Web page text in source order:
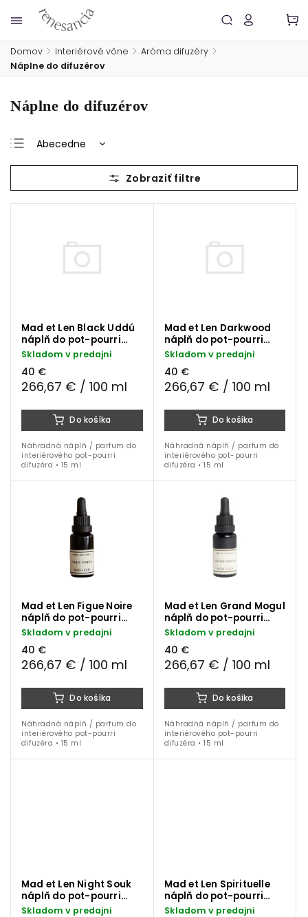
Domov / Interiérové vône / Aróma difuzéry /
Náplne do difuzérov
Náplne do difuzérov
Abecedne
Najlacnejšie
Najdrahšie
Mad et Len Black Uddú
náplň do pot-pourri
difuzéra 15 ml
Skladom v predajni
40 €
266,67 € / 100 ml
Do košíka
Náhradná náplň / parfum do
interiérového pot-pourri
difuzéra • 15 ml
Mad et Len Darkwood
náplň do pot-pourri
difuzéra 15 ml
Skladom v predajni
40 €
266,67 € / 100 ml
Do košíka
Náhradná náplň / parfum do
interiérového pot-pourri
difuzéra • 15 ml
Mad et Len Figue Noire
náplň do pot-pourri
difuzéra 15 ml
Skladom v predajni
40 €
266,67 € / 100 ml
Do košíka
Náhradná náplň / parfum do
interiérového pot-pourri
difuzéra • 15 ml
Mad et Len Grand Mogul
náplň do pot-pourri
difuzéra 15 ml
Skladom v predajni
40 €
266,67 € / 100 ml
Do košíka
Náhradná náplň / parfum do
interiérového pot-pourri
difuzéra • 15 ml
Mad et Len Night Souk
náplň do pot-pourri
difuzéra 15 ml
Skladom v predajni
Mad et Len Spirituelle
náplň do pot-pourri
difuzéra 15 ml
Skladom v predajni